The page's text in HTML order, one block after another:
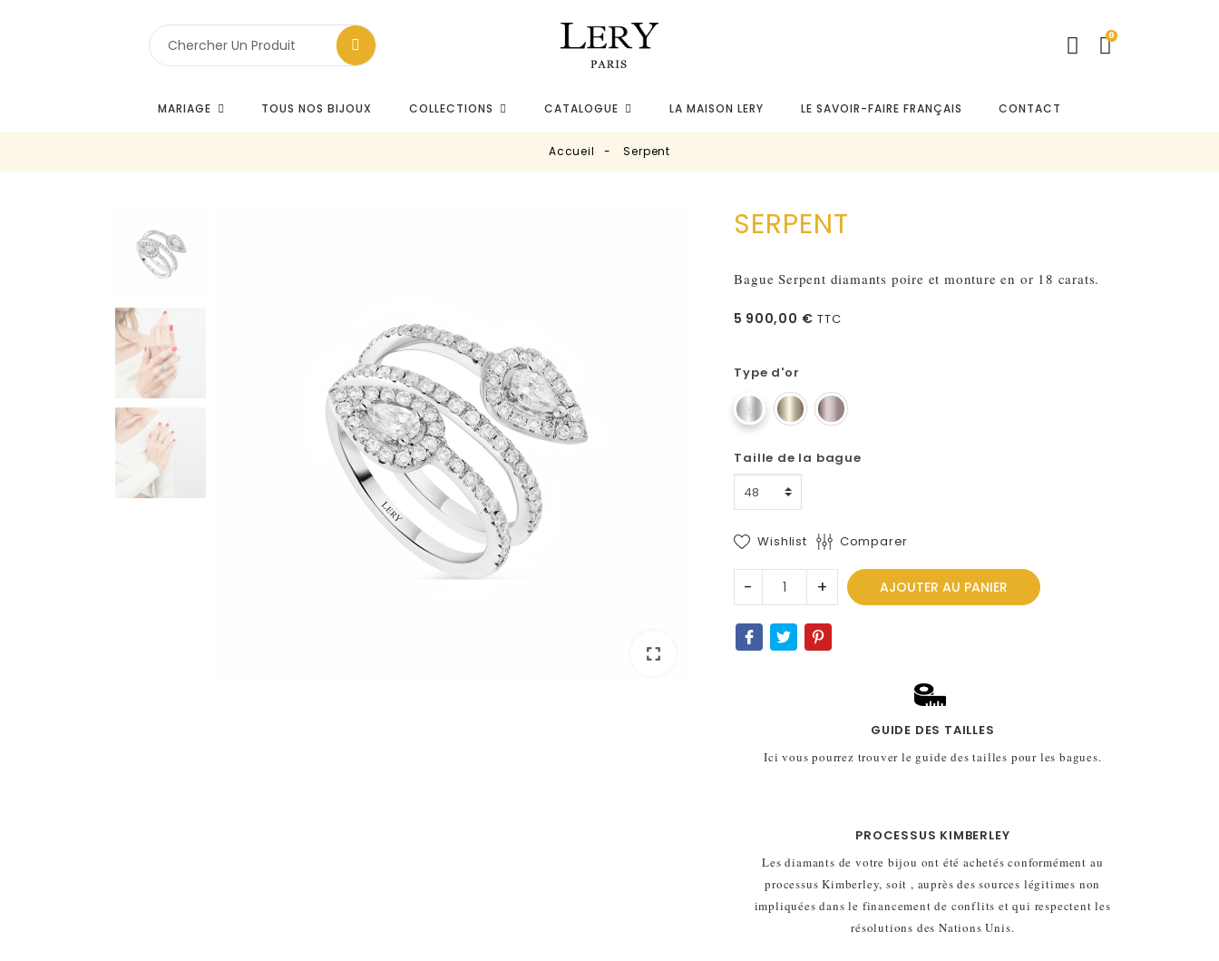
0
MARIAGE TOUS NOS BIJOUX COLLECTIONS CATALOGUE LA MAISON LERY LE SAVOIR-FAIRE FRANÇAIS CONTACT
Accueil Serpent
fullscreen
fullscreen
SERPENT
Bague Serpent diamants poire et monture en or 18 carats.
5 900,00 € TTC
Type d'or
Taille de la bague
Wishlist Comparer
- + AJOUTER AU PANIER
GUIDE DES TAILLES
Ici vous pourrez trouver le guide des tailles pour les bagues.
PROCESSUS KIMBERLEY
Les diamants de votre bijou ont été achetés conformément au
processus Kimberley, soit , auprès des sources légitimes non
impliquées dans le financement de conflits et qui respectent les
résolutions des Nations Unis.